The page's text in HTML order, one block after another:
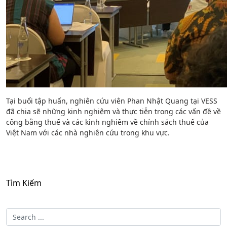
Tại buổi tập huấn, nghiên cứu viên Phan Nhật Quang tại VESS
đã chia sẽ những kinh nghiệm và thực tiễn trong các vấn đề về
công bằng thuế và các kinh nghiêm về chính sách thuế của
Việt Nam với các nhà nghiên cứu trong khu vực.
Tìm Kiếm